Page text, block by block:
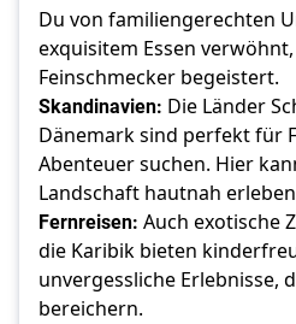
Du von familiengerechten
exquisitem Essen
Feinschmecker begeistert.
Skandinavien: Die Länder
Dänemark sind perfekt für
Abenteuer suchen. Hier
Landschaft hautnah
Fernreisen: Auch exotische
die Karibik bieten
unvergessliche Erlebnisse,
bereichern.